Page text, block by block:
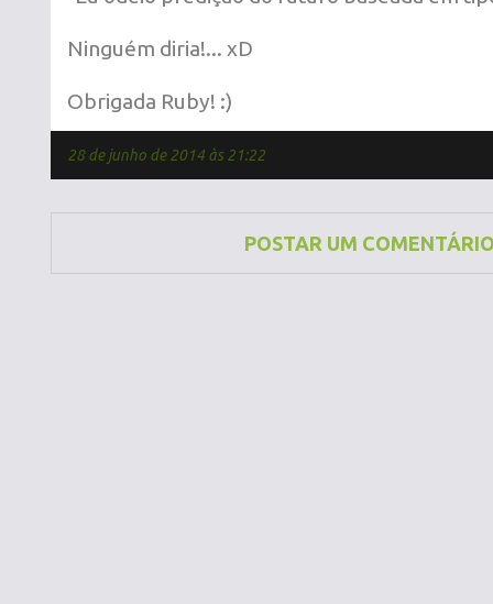
Ninguém diria!... xD
Obrigada Ruby! :)
28 de junho de 2014 às 21:22
POSTAR UM